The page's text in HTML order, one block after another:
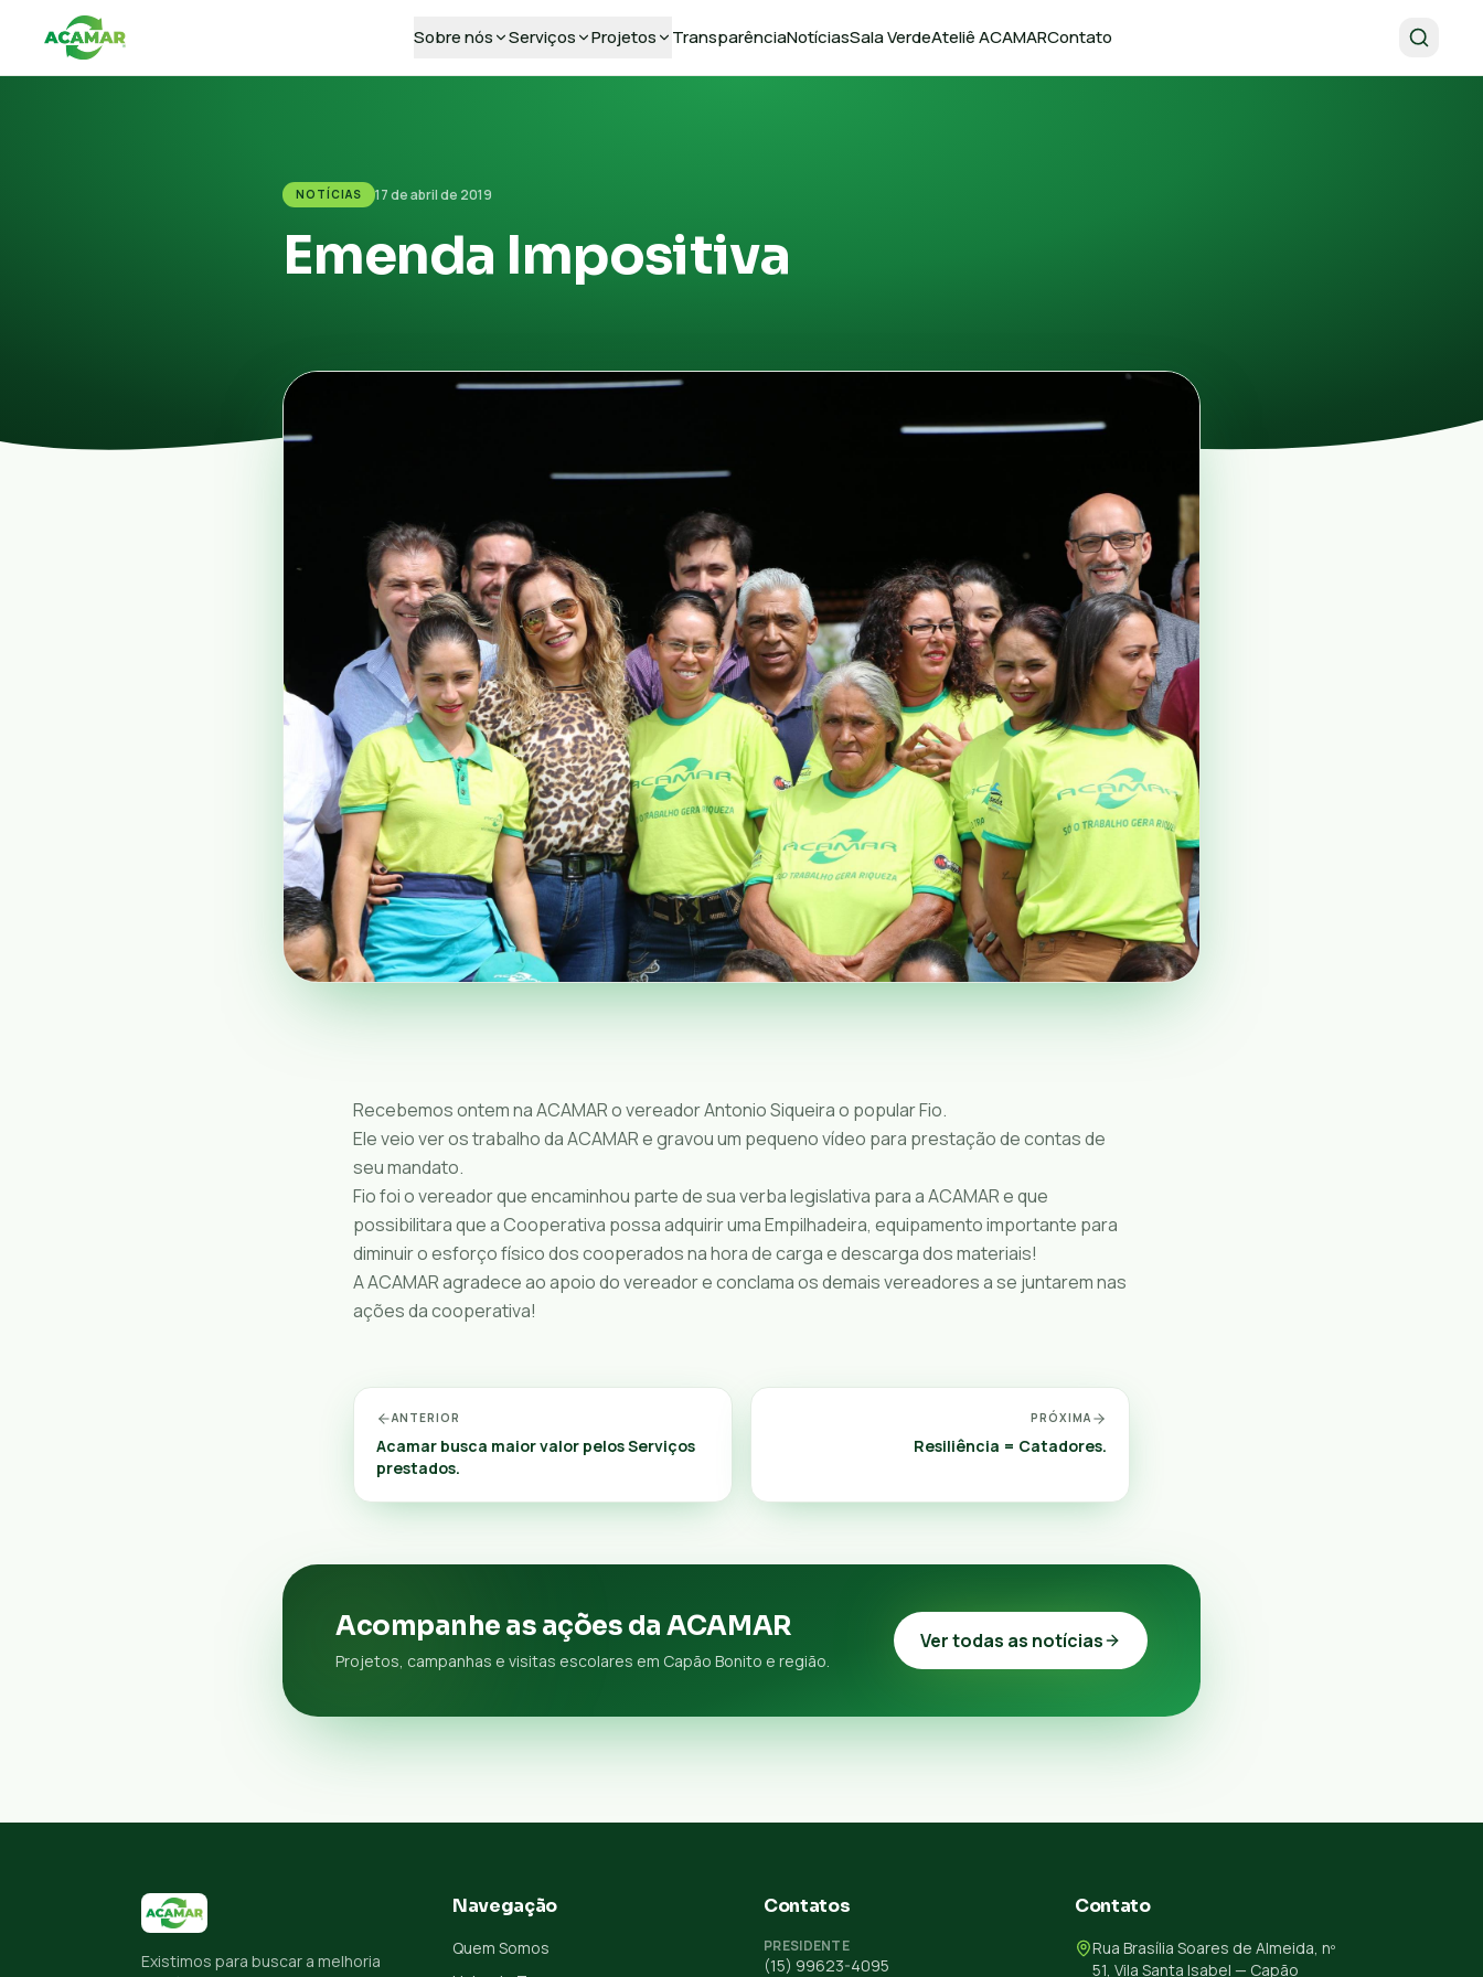
Sobre nós Serviços Projetos TransparênciaNotíciasSala VerdeAteliê ACAMARContato
NOTÍCIAS 17 de abril de 2019
Emenda Impositiva
Recebemos ontem na ACAMAR o vereador Antonio Siqueira o popular Fio.
Ele veio ver os trabalho da ACAMAR e gravou um pequeno vídeo para prestação de contas de
seu mandato.
Fio foi o vereador que encaminhou parte de sua verba legislativa para a ACAMAR e que
possibilitara que a Cooperativa possa adquirir uma Empilhadeira, equipamento importante para
diminuir o esforço físico dos cooperados na hora de carga e descarga dos materiais!
A ACAMAR agradece ao apoio do vereador e conclama os demais vereadores a se juntarem nas
ações da cooperativa!
ANTERIOR
Acamar busca maior valor pelos Serviços
prestados.
PRÓXIMA
Resiliência = Catadores.
Acompanhe as ações da ACAMAR
Projetos, campanhas e visitas escolares em Capão Bonito e região.
Ver todas as notícias
Existimos para buscar a melhoria
Navegação
Quem Somos
Contatos
PRESIDENTE
(15) 99623-4095
Contato
Rua Brasília Soares de Almeida, nº
51, Vila Santa Isabel — Capão